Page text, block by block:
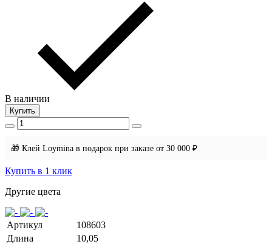
В наличии
Купить
🎁 Клей Loymina в подарок при заказе от 30 000 ₽
Купить в 1 клик
Другие цвета
Артикул
108603
Длина
10,05